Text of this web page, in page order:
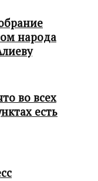
народа
во всех
есть